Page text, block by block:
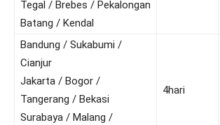
Tegal / Brebes / Pekalongan
Batang / Kendal
Bandung / Sukabumi /
Cianjur
Jakarta / Bogor /
Tangerang / Bekasi
Surabaya / Malang /
4hari